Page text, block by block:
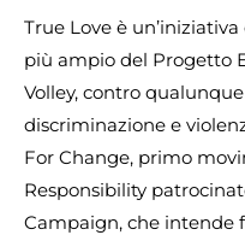
True Love è
più ampio del Progetto
Volley, contro
discriminazione e
For Change, primo
Responsibility
Campaign, che intende